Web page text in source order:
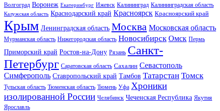
Волгоград Воронеж Екатеринбург Ижевск Калининград Калининградская область
Калужская область Краснодарский край Красноярск Красноярский край
Крым Ленинградская область Москва Московская область
Мурманская область Нижегородская область Новосибирск Омск Пермь
Приморский край Ростов-на-Дону Рязань Санкт-
Петербург Саратовская область Сахалин Севастополь
Симферополь Ставропольский край Тамбов Татарстан Томск
Тульская область Тюменская область Тюмень Уфа Хроники
изолированной России Челябинск Чеченская Республика Якутия
Ярославль